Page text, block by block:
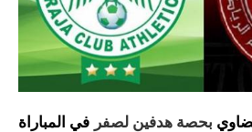
بحصة هدفين لصفر في المباراة